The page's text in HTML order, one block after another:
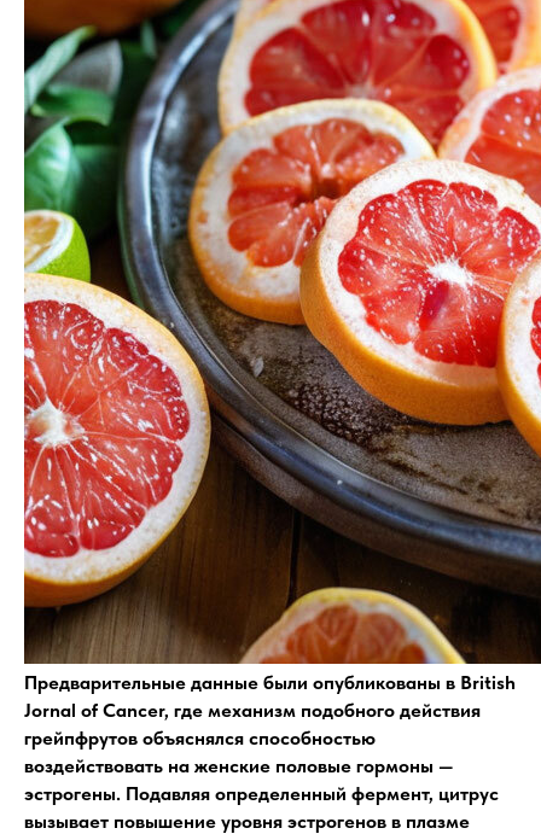
Предварительные данные были опубликованы в British
Jornal of Cancer, где механизм подобного действия
грейпфрутов объяснялся способностью
воздействовать на женские половые гормоны —
эстрогены. Подавляя определенный фермент, цитрус
вызывает повышение уровня эстрогенов в плазме